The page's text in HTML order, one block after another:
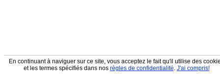
En continuant à naviguer sur ce site, vous acceptez le fait qu'il utilise des
et les termes spécifiés dans nos règles de confidentialité. J'ai compris!